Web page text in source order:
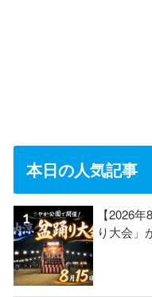
本日の人気記事
【2026
り大会」